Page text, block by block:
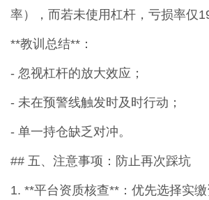
率），而若未使用杠杆，亏损率仅
**教训总结**：
- 忽视杠杆的放大效应；
- 未在预警线触发时及时行动；
- 单一持仓缺乏对冲。
## 五、注意事项：防止再次踩坑
1. **平台资质核查**：优先选择实